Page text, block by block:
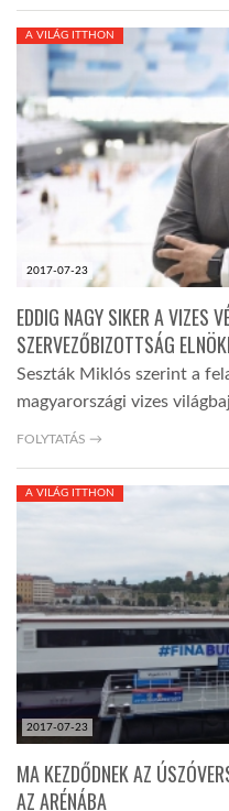
2017-07-23
A VILÁG ITTHON
EDDIG NAGY SIKER A VIZES
SZERVEZŐBIZOTTSÁG
Seszták Miklós szerint a
magyarországi vizes
FOLYTATÁS →
2017-07-23
A VILÁG ITTHON
MA KEZDŐDNEK AZ
AZ ARÉNÁBA